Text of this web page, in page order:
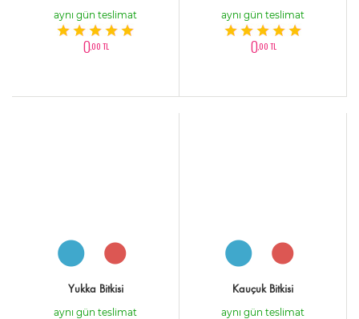
aynı gün teslimat
0,00 TL
aynı gün teslimat
0,00 TL
Yukka Bitkisi
aynı gün teslimat
Kauçuk Bitkisi
aynı gün teslimat